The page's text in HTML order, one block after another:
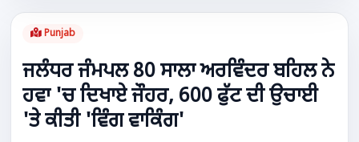
Punjab
ਜਲੰਧਰ ਜੰਮਪਲ 80 ਸਾਲਾ ਅਰਵਿੰਦਰ ਬਹਿਲ ਨੇ
ਹਵਾ 'ਚ ਦਿਖਾਏ ਜੌਹਰ, 600 ਫੁੱਟ ਦੀ ਉਚਾਈ
'ਤੇ ਕੀਤੀ 'ਵਿੰਗ ਵਾਕਿੰਗ'